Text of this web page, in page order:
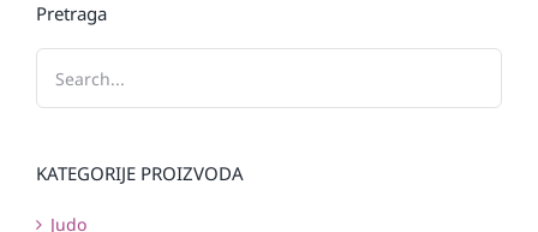
Pretraga
KATEGORIJE PROIZVODA
Judo